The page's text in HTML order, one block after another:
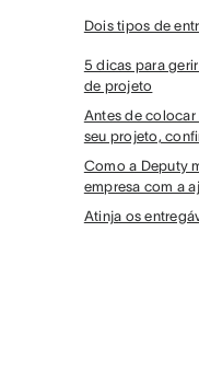
Dois tipos de
5 dicas para
de projeto
Antes de
seu projeto,
Como a Deputy
empresa com a
Atinja os